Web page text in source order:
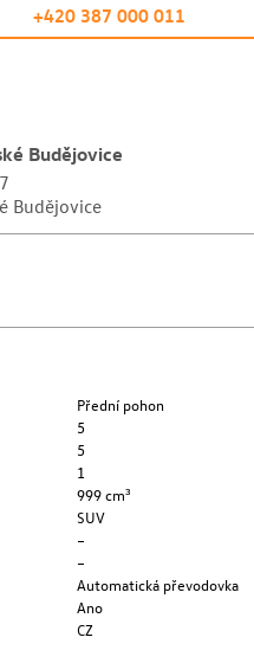
+420 387 000 011
Budějovice
Budějovice
Přední pohon
5
5
1
999 cm³
SUV
–
–
Automatická převodovka
Ano
CZ